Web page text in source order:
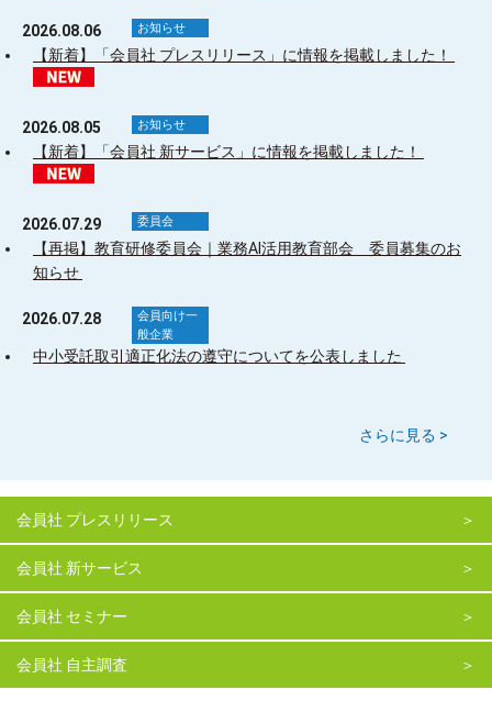
2026.08.06 お知らせ
【新着】「会員社 プレスリリース」に情報を掲載しました！
2026.08.05 お知らせ
【新着】「会員社 新サービス」に情報を掲載しました！
2026.07.29 委員会
【再掲】教育研修委員会｜業務AI活用教育部会 委員募集のお
知らせ
2026.07.28 会員向け一
般企業
中小受託取引適正化法の遵守についてを公表しました
さらに見る >
会員社 プレスリリース ＞
会員社 新サービス ＞
会員社 セミナー ＞
会員社 自主調査 ＞